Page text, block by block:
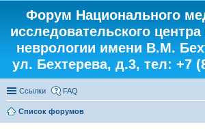
Форум Национального
исследовательского
неврологии имени В.М.
ул. Бехтерева, д.3, тел: +7
Ссылки FAQ
Список форумов